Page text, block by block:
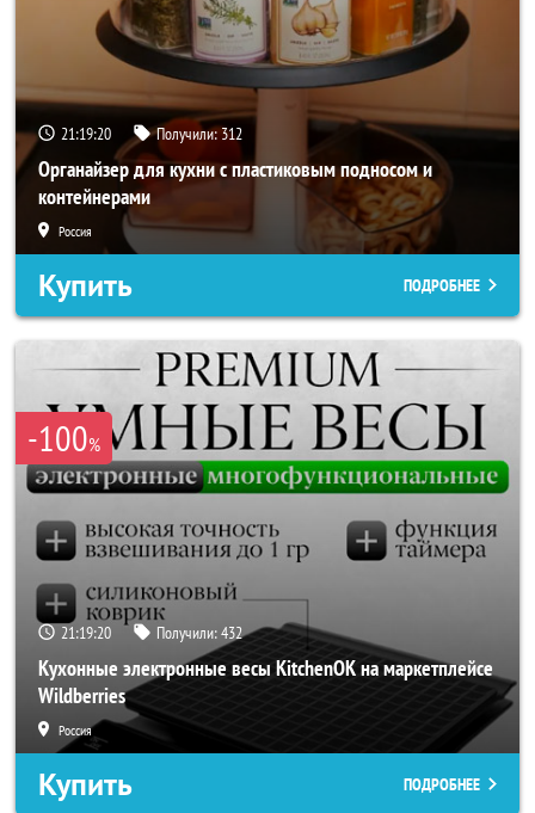
21:19:19 Получили:312
Органайзер для кухни с пластиковым подносом и
контейнерами
Россия
Купить ПОДРОБНЕЕ
-100%
21:19:19 Получили:432
Кухонные электронные весы KitchenOK на маркетплейсе
Wildberries
Россия
Купить ПОДРОБНЕЕ